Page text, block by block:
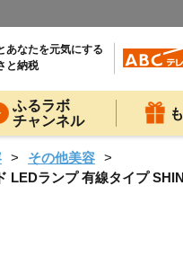
あなたを元気にする
と納税
ふるラボ
チャンネル
その他美容
LEDランプ 有線タイプ